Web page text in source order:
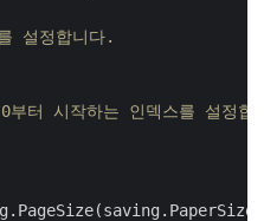
설정합니다.
터 시작하는 인덱스를 설정